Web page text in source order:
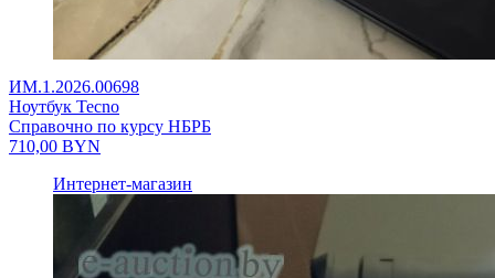
ИМ.1.2026.00698
Ноутбук Tecno
Справочно по курсу НБРБ
710,00 BYN
Интернет-магазин